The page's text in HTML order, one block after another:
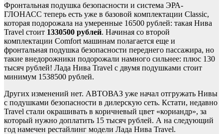
Фронтальная подушка безопасности и система ЭРА-
ГЛОНАСС теперь есть уже в базовой комплектации Classic,
которая подорожала на умеренные 16500 рублей: такая Нива
Travel стоит 1330500 рублей. Начиная со второй
комплектации Comfort машинам полагается еще и
фронтальная подушка безопасности переднего пассажира, но
такие внедорожники подорожали намного сильнее: плюс 130
тысяч рублей! Лада Нива Travel с двумя подушками стоит
минимум 1538500 рублей.
Других изменений нет. АВТОВАЗ уже начал отгружать Нивы
с подушками безопасности в дилерскую сеть. Кстати, недавно
Travel стали окрашивать в коричневый цвет «кориандр», за
который нужно доплатить 15 тысяч рублей. А на следующий
год намечен рестайлинг модели Лада Нива Travel.